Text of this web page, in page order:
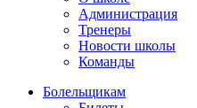
Администрация
Тренеры
Новости школы
Команды
Болельщикам